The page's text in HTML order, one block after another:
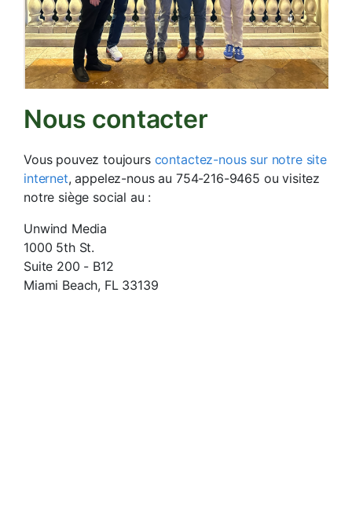
Nous contacter
Vous pouvez toujours contactez-nous sur notre site
internet, appelez-nous au 754-216-9465 ou visitez
notre siège social au :
Unwind Media
1000 5th St.
Suite 200 - B12
Miami Beach, FL 33139